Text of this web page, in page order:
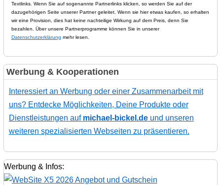
Textlinks. Wenn Sie auf sogenannte Partnerlinks klicken, so werden Sie auf der
dazugehörigen Seite unserer Partner geleitet. Wenn sie hier etwas kaufen, so erhalten
wir eine Provision, dies hat keine nachteilige Wirkung auf dem Preis, denn Sie
bezahlen. Über unsere Partnerprogramme können Sie in unserer
Datenschutzerklärung mehr lesen.
Werbung & Kooperationen
Interessiert an Werbung oder einer Zusammenarbeit mit
uns? Entdecke Möglichkeiten, Deine Produkte oder
Dienstleistungen auf michael-bickel.deund unseren
weiteren spezialisierten Webseiten zu präsentieren.
Werbung & Infos: